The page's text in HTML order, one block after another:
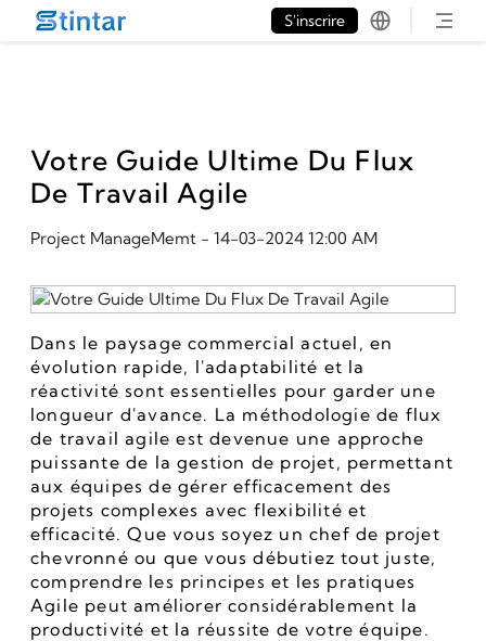
put google tag in file
S'inscrire
Votre Guide Ultime Du Flux
De Travail Agile
Project ManageMemt - 14-03-2024 12:00 AM
Dans le paysage commercial actuel, en
évolution rapide, l'adaptabilité et la
réactivité sont essentielles pour garder une
longueur d'avance. La méthodologie de flux
de travail agile est devenue une approche
puissante de la gestion de projet, permettant
aux équipes de gérer efficacement des
projets complexes avec flexibilité et
efficacité. Que vous soyez un chef de projet
chevronné ou que vous débutiez tout juste,
comprendre les principes et les pratiques
Agile peut améliorer considérablement la
productivité et la réussite de votre équipe.